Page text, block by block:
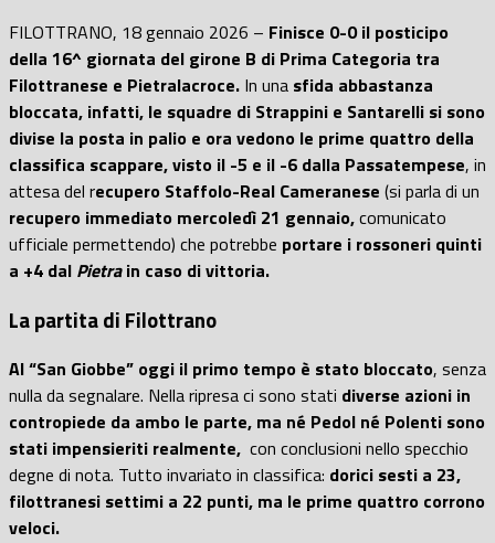
FILOTTRANO, 18 gennaio 2026 – Finisce 0-0 il posticipo
della 16^ giornata del girone B di Prima Categoria tra
Filottranese e Pietralacroce. In una sfida abbastanza
bloccata, infatti, le squadre di Strappini e Santarelli si sono
divise la posta in palio e ora vedono le prime quattro della
classifica scappare, visto il -5 e il -6 dalla Passatempese, in
attesa del recupero Staffolo-Real Cameranese (si parla di un
recupero immediato mercoledì 21 gennaio,comunicato
ufficiale permettendo) che potrebbe portare i rossoneri quinti
a +4 dal Pietrain caso di vittoria.
La partita di Filottrano
Al “San Giobbe” oggi il primo tempo è stato bloccato, senza
nulla da segnalare. Nella ripresa ci sono stati diverse azioni in
contropiede da ambo le parte, ma né Pedol né Polenti sono
stati impensieriti realmente, con conclusioni nello specchio
degne di nota. Tutto invariato in classifica: dorici sesti a 23,
filottranesi settimi a 22 punti, ma le prime quattro corrono
veloci.